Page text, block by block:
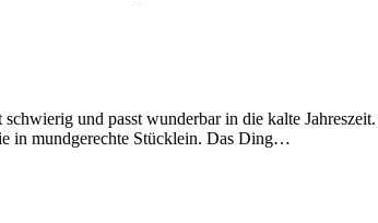
und passt wunderbar in die kalte
in mundgerechte Stücklein. Das Ding…